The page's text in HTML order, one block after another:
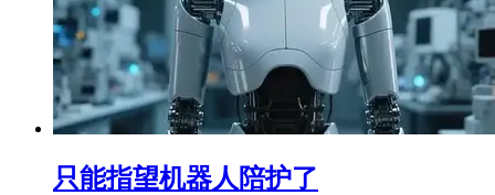
只能指望机器人陪护了